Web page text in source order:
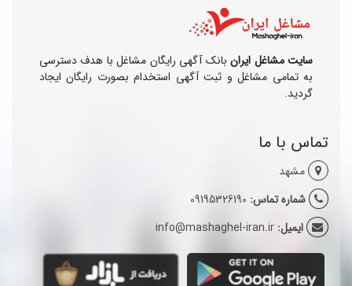
سایت مشاغل ایرانبانک آگهی رایگان مشاغل با هدف دسترسی
به تمامی مشاغل و ثبت آگهی استخدام بصورت رایگان ایجاد
گردید.
تماس با ما
مشهد
شماره تماس: 09195326190
ایمیل: info@mashaghel-iran.ir